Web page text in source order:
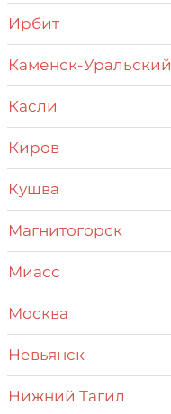
Ирбит
Каменск-Уральский
Касли
Киров
Кушва
Магнитогорск
Миасс
Москва
Невьянск
Нижний Тагил